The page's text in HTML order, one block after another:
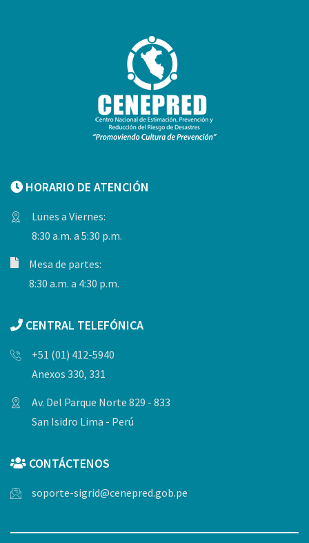
HORARIO DE ATENCIÓN
Lunes a Viernes:
8:30 a.m. a 5:30 p.m.
Mesa de partes:
8:30 a.m. a 4:30 p.m.
CENTRAL TELEFÓNICA
+51 (01) 412-5940
Anexos 330, 331
Av. Del Parque Norte 829 - 833
San Isidro Lima - Perú
CONTÁCTENOS
soporte-sigrid@cenepred.gob.pe